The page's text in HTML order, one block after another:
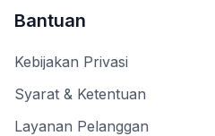
Bantuan
Kebijakan Privasi
Syarat & Ketentuan
Layanan Pelanggan